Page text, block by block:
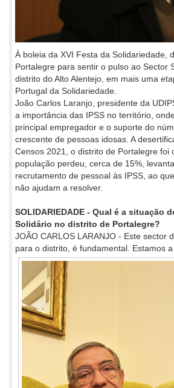
À boleia da XVI Festa da Solidariedade,
Portalegre para sentir o pulso ao Sector
distrito do Alto Alentejo, em mais uma
Portugal da Solidariedade.
João Carlos Laranjo, presidente da
a importância das IPSS no território,
principal empregador e o suporte do
crescente de pessoas idosas. A
Censos 2021, o distrito de Portalegre foi
população perdeu, cerca de 15%,
recrutamento de pessoal às IPSS, ao
não ajudam a resolver.
SOLIDARIEDADE - Qual é a situação
Solidário no distrito de Portalegre?
JOÃO CARLOS LARANJO - Este sector
para o distrito, é fundamental. Estamos